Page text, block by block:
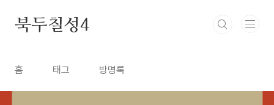
북두칠성4
홈 태그 방명록